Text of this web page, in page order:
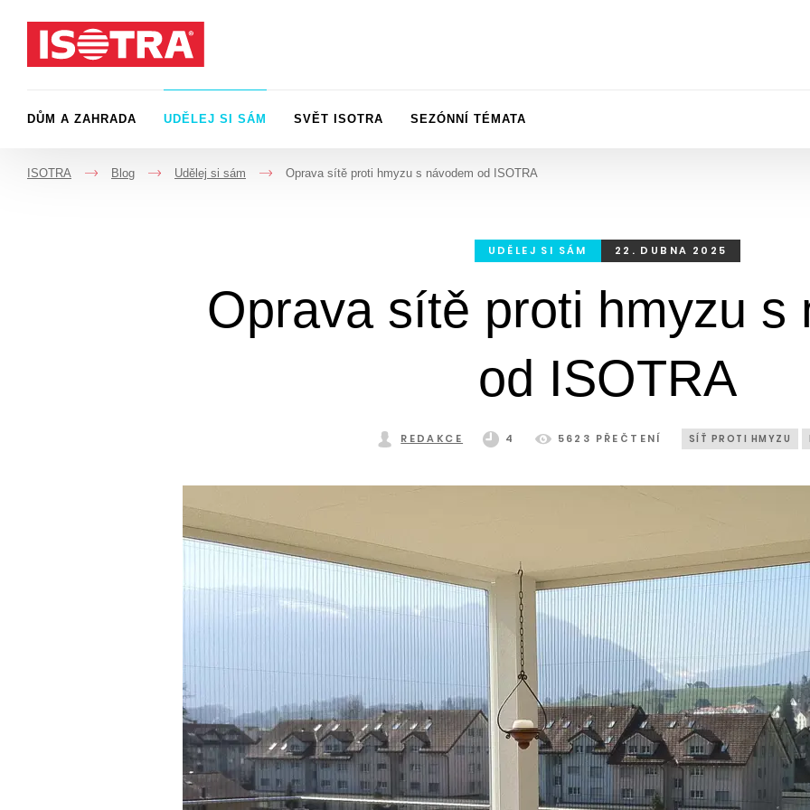
DŮM A ZAHRADA UDĚLEJ SI SÁM SVĚT ISOTRA SEZÓNNÍ TÉMATA
ISOTRA
->
Blog
->
Udělej si sám
->
Oprava sítě proti hmyzu s návodem od ISOTRA
UDĚLEJ SI SÁM 22. DUBNA 2025
Oprava sítě proti hmyzu s
od ISOTRA
REDAKCE 4 5623 PŘEČTENÍ SÍŤ PROTI HMYZU